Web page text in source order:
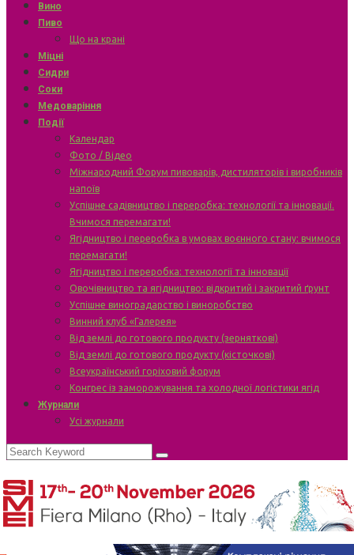
Вино
Пиво
Що на крані
Міцні
Сидри
Соки
Медоваріння
Події
Календар
Фото / Відео
Міжнародний Форум пивоварів, дистиляторів і виробників
напоїв
Успішне садівництво і переробка: технології та інновації.
Вчимося перемагати!
Ягідництво і переробка в умовах воєнного стану: вчимося
перемагати!
Ягідництво і переробка: технології та інновації
Овочівництво та ягідництво: відкритий і закритий ґрунт
Успішне виноградарство і виноробство
Винний клуб «Галерея»
Від землі до готового продукту (зерняткові)
Від землі до готового продукту (кісточкові)
Всеукраїнський горіховий форум
Конгрес із заморожування та холодної логістики ягід
Журнали
Усі журнали